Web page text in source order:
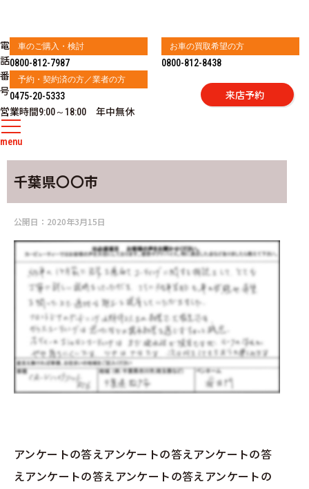
電
話
番
号
車のご購入・検討
0800-812-7987
お車の買取希望の方
0800-812-8438
予約・契約済の方／業者の方
0475-20-5333
営業時間9:00～18:00 年中無休
来店予約
menu
千葉県〇〇市
公開日： 2020年3月15日
アンケートの答えアンケートの答えアンケートの答
えアンケートの答えアンケートの答えアンケートの